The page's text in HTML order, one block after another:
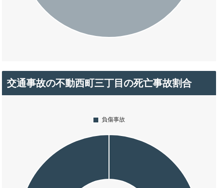
交通事故の不動西町三丁目の死亡事故割合